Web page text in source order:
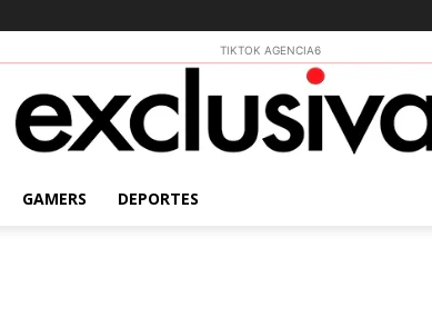
TIKTOK AGENCIA6
GAMERS DEPORTES